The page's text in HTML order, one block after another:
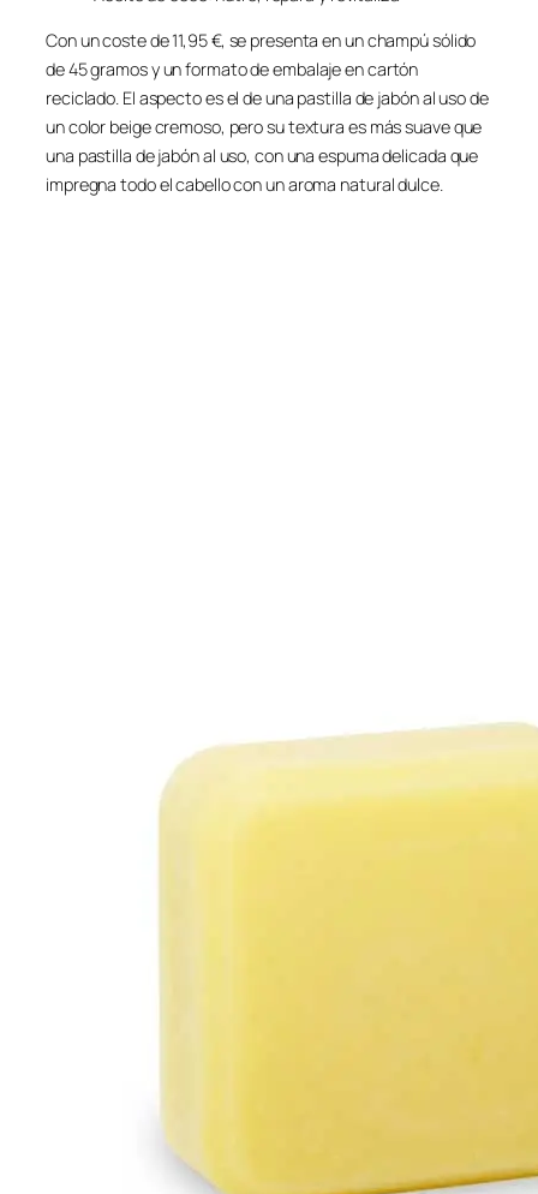
Con un coste de 11,95 €, se presenta en un champú sólido
de 45 gramos y un formato de embalaje en cartón
reciclado. El aspecto es el de una pastilla de jabón al uso de
un color beige cremoso, pero su textura es más suave que
una pastilla de jabón al uso, con una espuma delicada que
impregna todo el cabello con un aroma natural dulce.